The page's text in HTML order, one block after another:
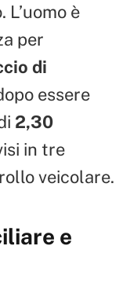
è
per
di
essere
2,30
in tre
veicolare.
e